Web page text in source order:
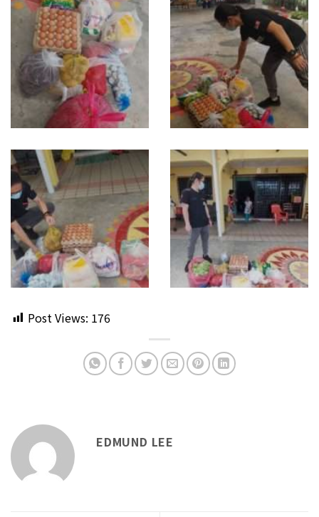
Post Views: 176
EDMUND LEE